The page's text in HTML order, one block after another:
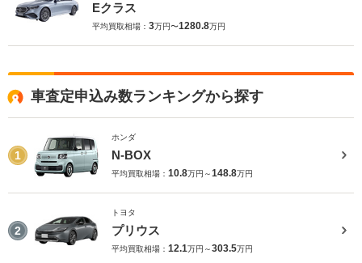
Eクラス
平均買取相場： 3万円〜1280.8万円
車査定申込み数ランキングから探す
1
ホンダ
N-BOX
平均買取相場： 10.8万円～148.8万円
2
トヨタ
プリウス
平均買取相場： 12.1万円～303.5万円